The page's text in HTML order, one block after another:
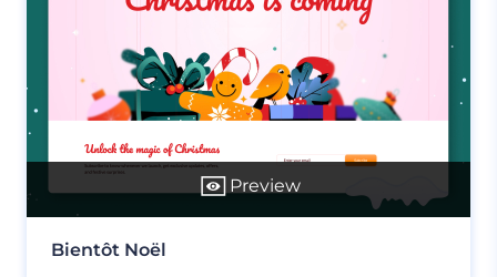
Preview
Bientôt Noël